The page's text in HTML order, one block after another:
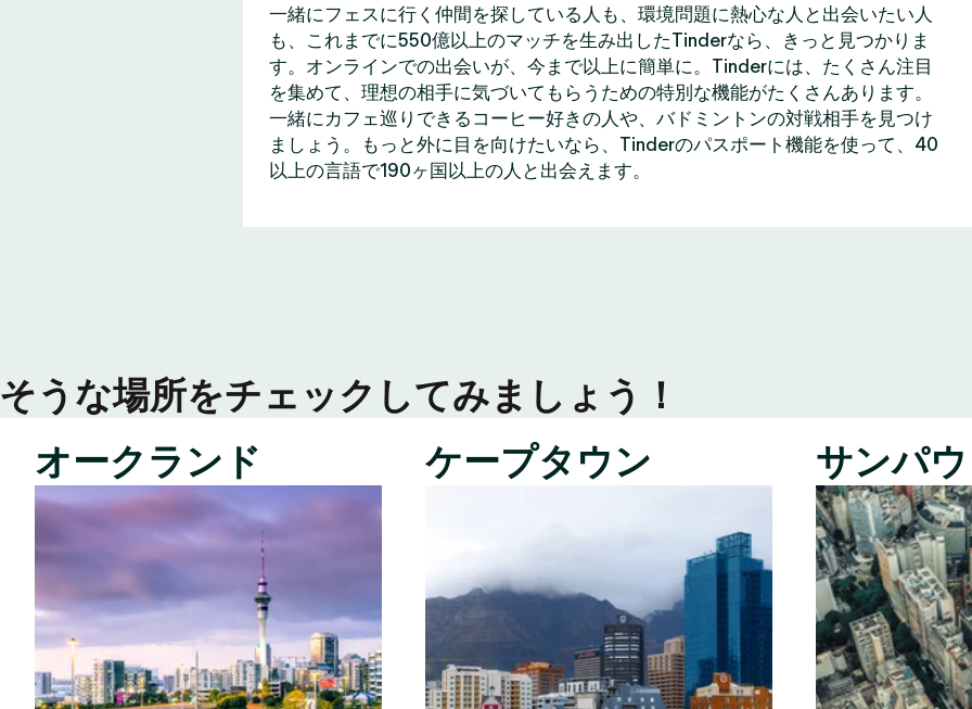
一緒にフェスに行く仲間を探している人も、環境問題に熱心な人と出会いたい人
も、これまでに550億以上のマッチを生み出したTinderなら、きっと見つかりま
す。オンラインでの出会いが、今まで以上に簡単に。Tinderには、たくさん注目
を集めて、理想の相手に気づいてもらうための特別な機能がたくさんあります。
一緒にカフェ巡りできるコーヒー好きの人や、バドミントンの対戦相手を見つけ
ましょう。もっと外に目を向けたいなら、Tinderのパスポート機能を使って、40
以上の言語で190ヶ国以上の人と出会えます。
うな場所をチェックしてみましょう！
オークランド
ケープタウン サンパ